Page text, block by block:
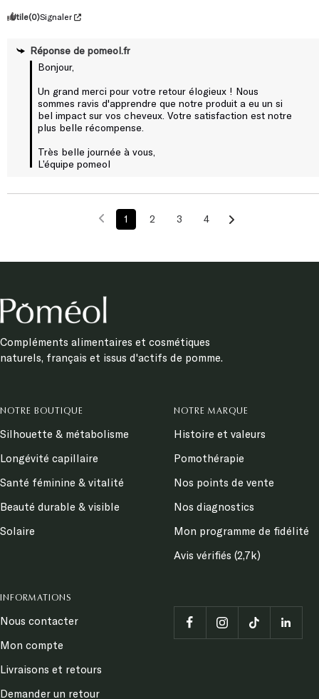
Utile(0)Signaler
Réponse de pomeol.fr
Bonjour,
Un grand merci pour votre retour élogieux ! Nous
sommes ravis d'apprendre que notre produit a eu un si
bel impact sur vos cheveux. Votre satisfaction est notre
plus belle récompense.
Très belle journée à vous,
L’équipe pomeol
1 2 3 4
Compléments alimentaires et cosmétiques
naturels, français et issus d'actifs de pomme.
NOTRE BOUTIQUE
Silhouette & métabolisme
Longévité capillaire
Santé féminine & vitalité
Beauté durable & visible
Solaire
NOTRE MARQUE
Histoire et valeurs
Pomothérapie
Nos points de vente
Nos diagnostics
Mon programme de fidélité
Avis vérifiés (2,7k)
INFORMATIONS
Nous contacter
Mon compte
Livraisons et retours
Demander un retour